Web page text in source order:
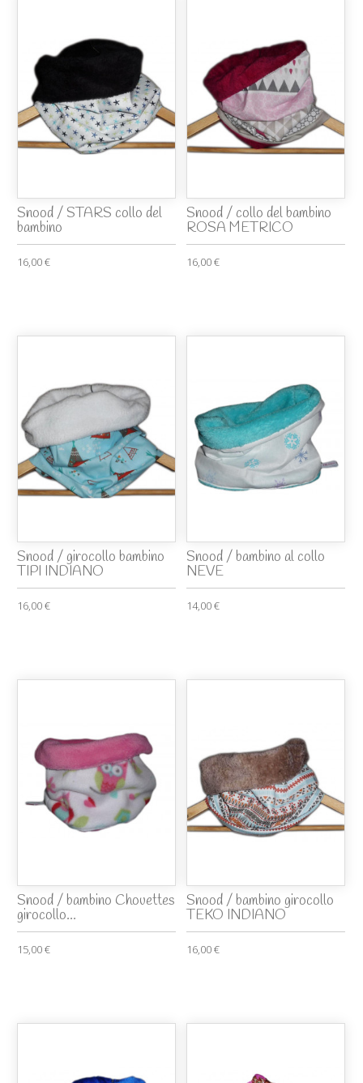
Snood / STARS collo del
bambino
16,00 €
Snood / collo del bambino
ROSA METRICO
16,00 €
Snood / girocollo bambino
TIPI INDIANO
16,00 €
Snood / bambino al collo
NEVE
14,00 €
Snood / bambino Chouettes
girocollo...
15,00 €
Snood / bambino girocollo
TEKO INDIANO
16,00 €